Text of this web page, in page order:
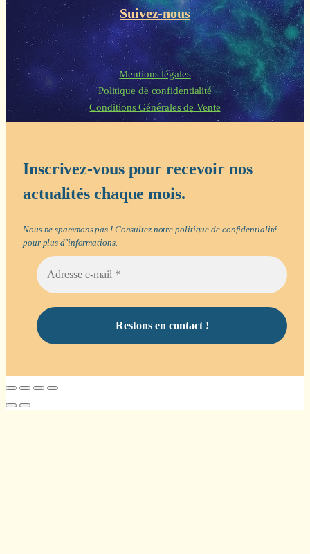
Suivez-nous
Mentions légales
Politique de confidentialité
Conditions Générales de Vente
Inscrivez-vous pour recevoir nos
actualités chaque mois.
Nous ne spammons pas ! Consultez notrepolitique de confidentialité
pour plus d’informations.